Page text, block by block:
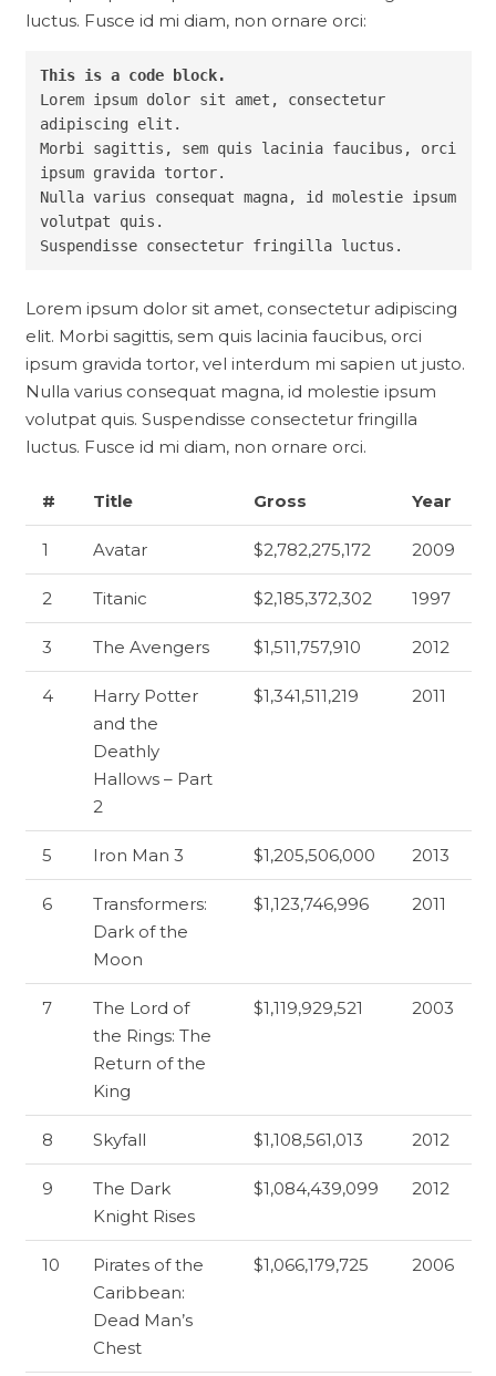
luctus. Fusce id mi diam, non ornare orci:
This is a code block.
Lorem ipsum dolor sit amet, consectetur
adipiscing elit.
Morbi sagittis, sem quis lacinia faucibus, orci
ipsum gravida tortor.
Nulla varius consequat magna, id molestie ipsum
volutpat quis.
Suspendisse consectetur fringilla luctus.
Lorem ipsum dolor sit amet, consectetur adipiscing
elit. Morbi sagittis, sem quis lacinia faucibus, orci
ipsum gravida tortor, vel interdum mi sapien ut justo.
Nulla varius consequat magna, id molestie ipsum
volutpat quis. Suspendisse consectetur fringilla
luctus. Fusce id mi diam, non ornare orci.
# Title Gross Year
1 Avatar $2,782,275,172 2009
2 Titanic $2,185,372,302 1997
3 The Avengers $1,511,757,910 2012
4
Harry Potter
and the
Deathly
Hallows – Part
2
$1,341,511,219 2011
5 Iron Man 3 $1,205,506,000 2013
6
Transformers:
Dark of the
Moon
$1,123,746,996 2011
7
The Lord of
the Rings: The
Return of the
King
$1,119,929,521 2003
8 Skyfall $1,108,561,013 2012
9
The Dark
Knight Rises
$1,084,439,099 2012
10
Pirates of the
Caribbean:
Dead Man’s
Chest
$1,066,179,725 2006